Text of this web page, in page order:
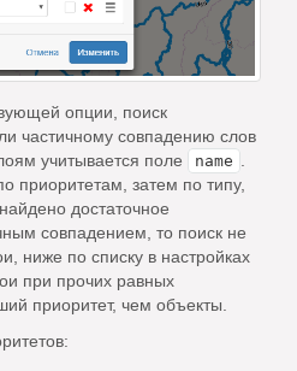
опции, поиск
частичному совпадению слов
учитывается поле
name .
приоритетам, затем по типу,
достаточное
совпадением, то поиск не
ниже по списку в настройках
при прочих равных
приоритет, чем объекты.